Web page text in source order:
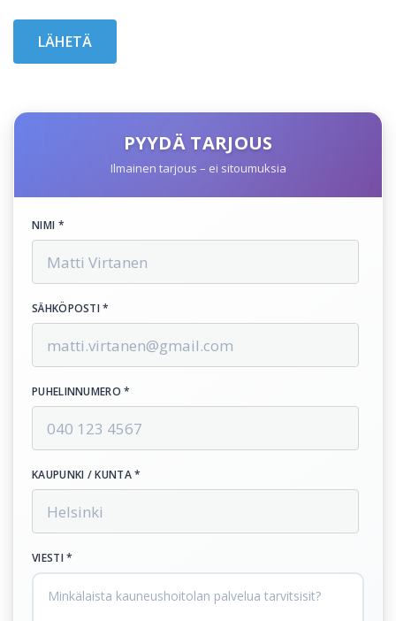
PYYDÄ TARJOUS
Ilmainen tarjous – ei sitoumuksia
NIMI *
SÄHKÖPOSTI *
PUHELINNUMERO *
KAUPUNKI / KUNTA *
VIESTI *